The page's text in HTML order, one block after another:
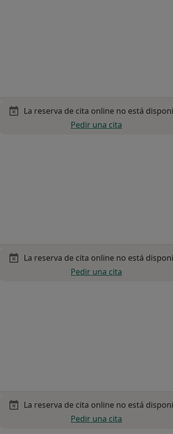
La reserva de cita online no está
Pedir una cita
La reserva de cita online no está
Pedir una cita
La reserva de cita online no está
Pedir una cita